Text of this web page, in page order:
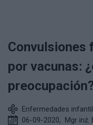
Convulsiones
por vacunas:
Enfermedades
06-09-2020, Mgr inż.